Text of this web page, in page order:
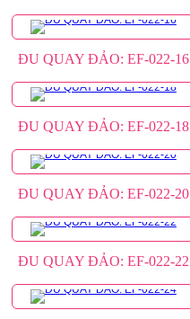
ĐU QUAY ĐẢO: EF-022-16
ĐU QUAY ĐẢO: EF-022-18
ĐU QUAY ĐẢO: EF-022-20
ĐU QUAY ĐẢO: EF-022-22